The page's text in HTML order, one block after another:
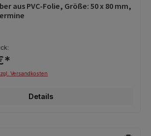
Bewertung von 0 von 5 Sternen
aus PVC-Folie, Größe: 50 x 80 mm,
Versandkosten
Details